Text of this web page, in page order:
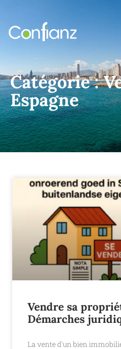
Catégorie :
Espagne
Vendre sa
Démarches
La vente d'un bien